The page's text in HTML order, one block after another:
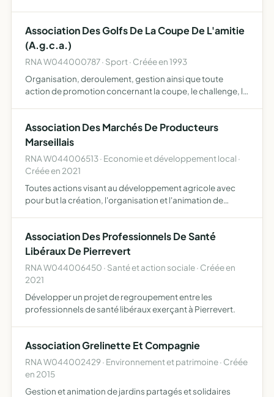
mettre en place des…
Association Des Golfs De La Coupe De L'amitie
(A.g.c.a.)
RNA W044000787 · Sport · Créée en 1993
Organisation, deroulement, gestion ainsi que toute
action de promotion concernant la coupe, le challenge, le
Association Des Marchés De Producteurs
Marseillais
RNA W044006513 · Economie et développement local ·
Créée en 2021
Toutes actions visant au développement agricole avec
pour but la création, l'organisation et l'animation de
ligne des …
Association Des Professionnels De Santé
Libéraux De Pierrevert
RNA W044006450 · Santé et action sociale · Créée en
2021
Développer un projet de regroupement entre les
professionnels de santé libéraux exerçant à Pierrevert.
Association Grelinette Et Compagnie
RNA W044002429 · Environnement et patrimoine · Créée
en 2015
Gestion et animation de jardins partagés et solidaires